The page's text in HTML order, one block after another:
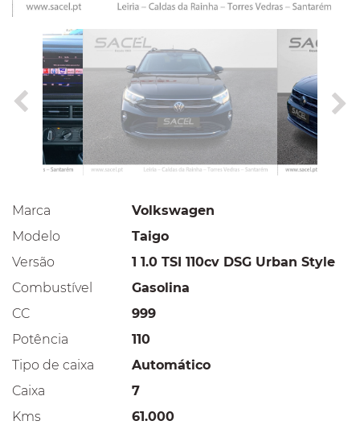
Marca
Volkswagen
Modelo
Taigo
Versão
1 1.0 TSI 110cv DSG Urban Style
Combustível
Gasolina
CC
999
Potência
110
Tipo de caixa
Automático
Caixa
7
Kms
61.000